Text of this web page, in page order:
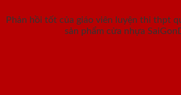
Phản hồi tốt của giáo viên luyện thi thpt
sản phẩm cửa nhựa